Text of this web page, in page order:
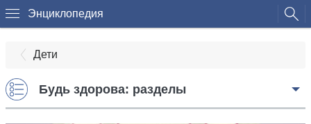
Энциклопедия
Дети
Будь здорова: разделы